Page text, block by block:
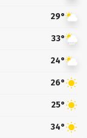
29°
33°
24°
26°
25°
34°